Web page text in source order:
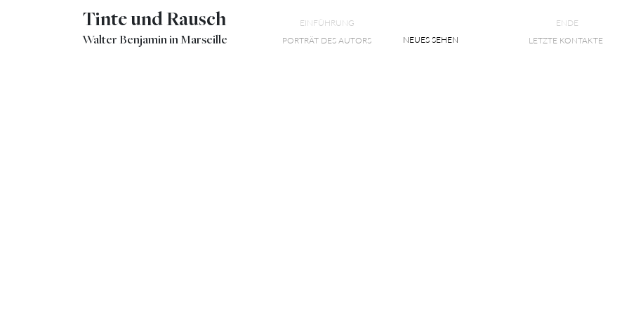
Tinte und Rausch
Walter Benjamin in Marseille
EINFÜHRUNG
PORTRÄT DES AUTORS
NEUES SEHEN
ENDE
LETZTE KONTAKTE